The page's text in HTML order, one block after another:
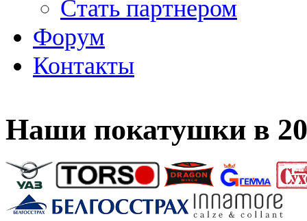
Стать партнером
Форум
Контакты
Наши покатушки в